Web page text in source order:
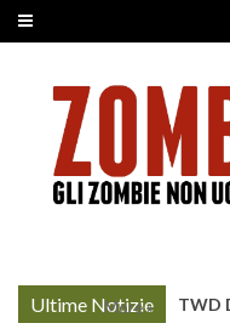
Ultime Notizie
More »
TWD